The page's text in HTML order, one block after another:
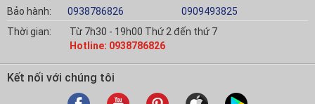
Bảo hành:
0938786826
0909493825
Thời gian:
Từ 7h30 - 19h00 Thứ 2 đến thứ 7
Hotline: 0938786826
Kết nối với chúng tôi